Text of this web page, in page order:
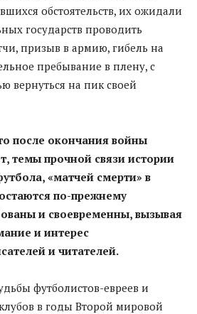
обстоятельств, их ожидали
государств проводить
призыв в армию, гибель на
пребывание в плену, с
вернуться на пик своей
после окончания войны
темы прочной связи истории
«матчей смерти» в
по-прежнему
и своевременны, вызывая
и интерес
и читателей.
футболистов-евреев и
в годы Второй мировой